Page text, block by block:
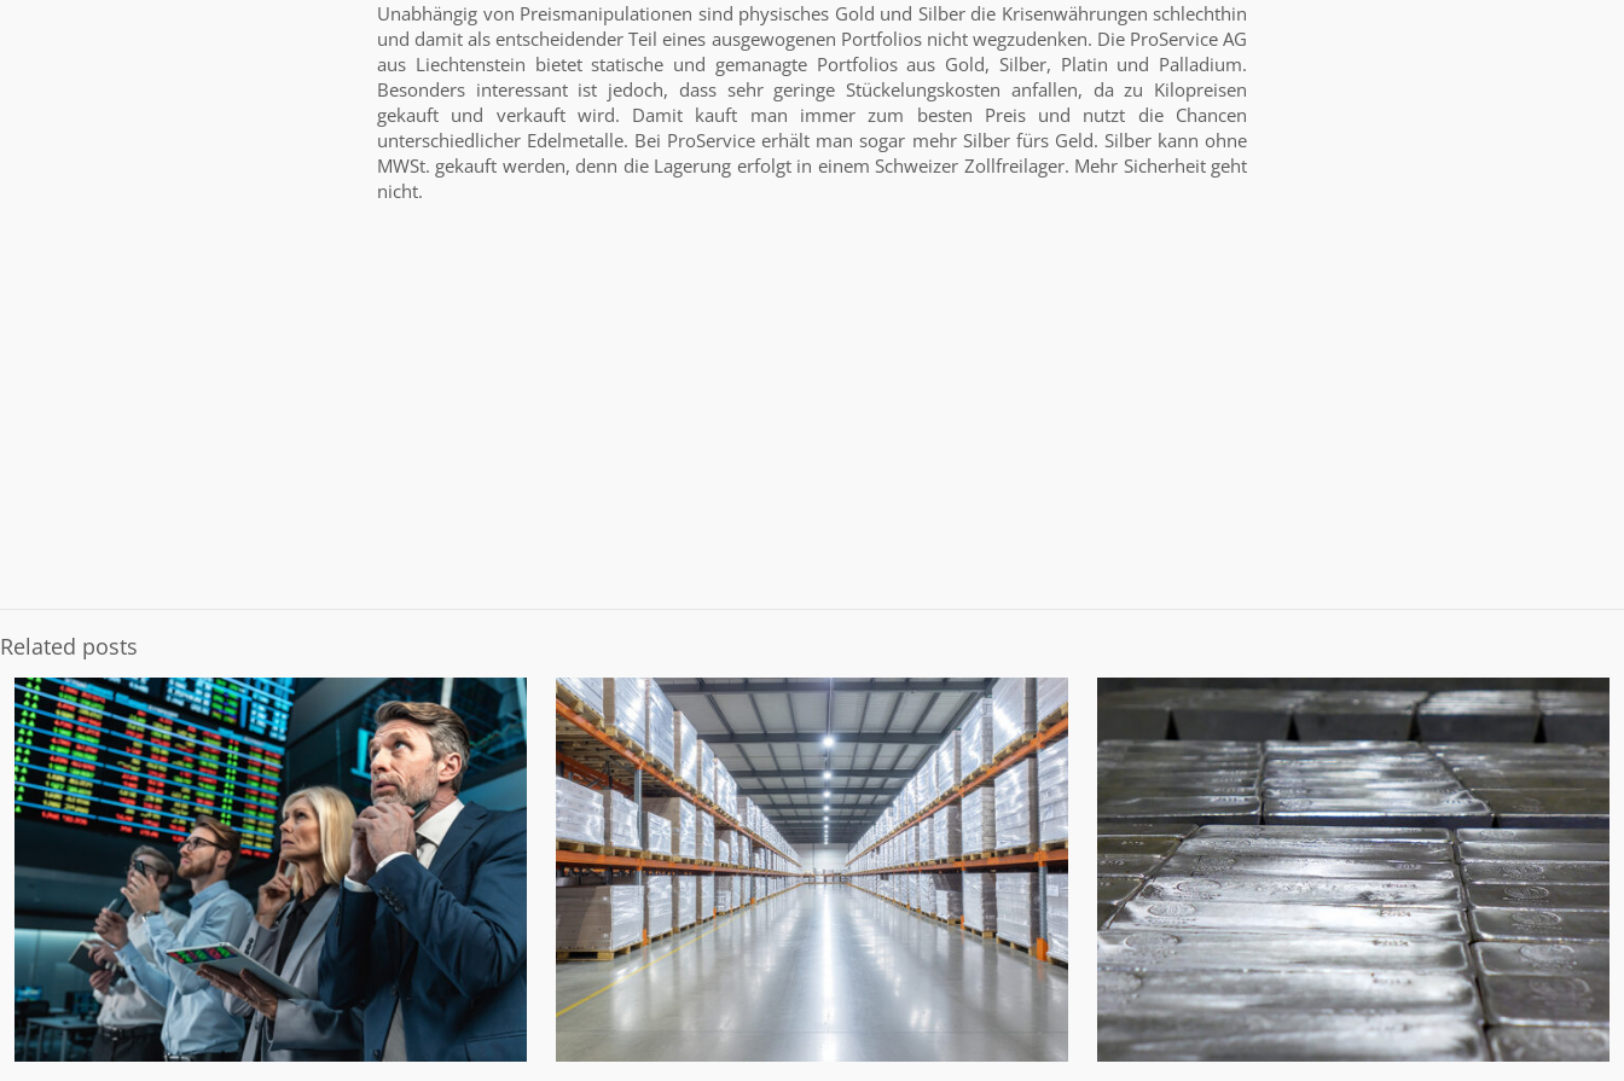
Unabhängig von Preismanipulationen sind physisches Gold und Silber die Krisenwährungen schlechthin
und damit als entscheidender Teil eines ausgewogenen Portfolios nicht wegzudenken. Die ProService AG
aus Liechtenstein bietet statische und gemanagte Portfolios aus Gold, Silber, Platin und Palladium.
Besonders interessant ist jedoch, dass sehr geringe Stückelungskosten anfallen, da zu Kilopreisen
gekauft und verkauft wird. Damit kauft man immer zum besten Preis und nutzt die Chancen
unterschiedlicher Edelmetalle. Bei ProService erhält man sogar mehr Silber fürs Geld. Silber kann ohne
MWSt. gekauft werden, denn die Lagerung erfolgt in einem Schweizer Zollfreilager. Mehr Sicherheit geht
nicht.
Related posts